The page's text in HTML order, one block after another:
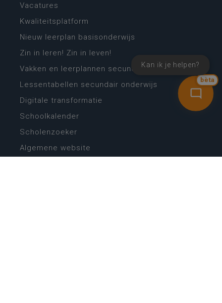
bèta
Kan ik je helpen?
Vacatures
Kwaliteitsplatform
Nieuw leerplan basisonderwijs
Zin in leren! Zin in leven!
Vakken en leerplannen secundair onderwijs
Lessentabellen secundair onderwijs
Digitale transformatie
Schoolkalender
Scholenzoeker
Algemene website